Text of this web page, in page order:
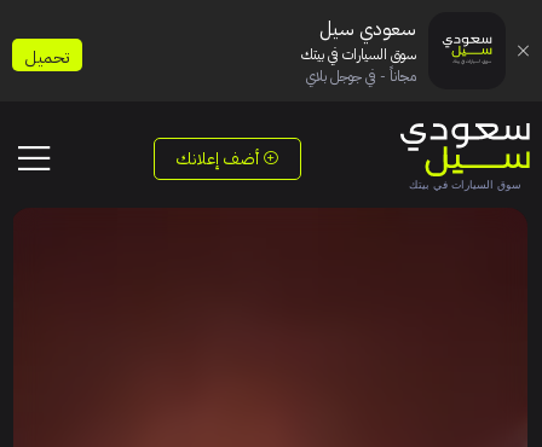
أضف إعلانك
سعودي سيل
سوق السيارات في بيتك
مجاناً - في جوجل بلاي
تحميل